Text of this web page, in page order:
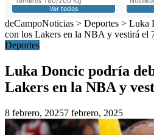
Ver todos
deCampoNoticias > Deportes > Luka
con los Lakers en la NBA y vestirá el
Deportes
Luka Doncic podría
Lakers en la NBA y
8 febrero, 20257 febrero, 2025